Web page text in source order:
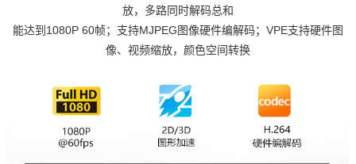
放，多路同时解码总和
能达到1080P 60帧；支持MJPEG图像硬件编解码；VPE支持硬件图
像、视频缩放，颜色空间转换